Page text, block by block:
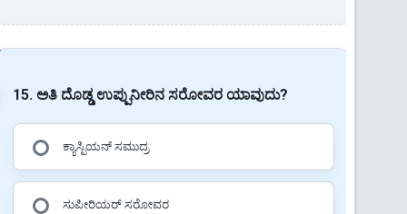
15. ಅತಿ ದೊಡ್ಡ ಉಪ್ಪುನೀರಿನ ಸರೋವರ ಯಾವುದು?
ಕ್ಯಾಸ್ಪಿಯನ್ ಸಮುದ್ರ
ಸುಪೀರಿಯರ್ ಸರೋವರ